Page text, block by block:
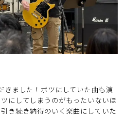
きました！ボツにしていた曲も演
にしてしまうのがもったいないほ
き続き納得のいく楽曲にしていた